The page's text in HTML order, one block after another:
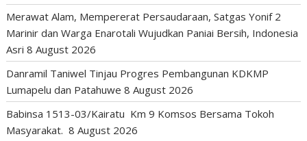
Merawat Alam, Mempererat Persaudaraan, Satgas Yonif 2
Marinir dan Warga Enarotali Wujudkan Paniai Bersih, Indonesia
Asri 8 August 2026
Danramil Taniwel Tinjau Progres Pembangunan KDKMP
Lumapelu dan Patahuwe 8 August 2026
Babinsa 1513-03/Kairatu Km 9 Komsos Bersama Tokoh
Masyarakat. 8 August 2026